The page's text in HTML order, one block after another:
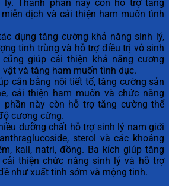
lý. Thành phần này còn hỗ trợ tăng
dịch và cải thiện ham muốn tình
dụng tăng cường khả năng sinh lý,
tinh trùng và hỗ trợ điều trị vô sinh
giúp cải thiện khả năng cương
và tăng ham muốn tình dục.
cân bằng nội tiết tố, tăng cường sản
cải thiện ham muốn và chức năng
phần này còn hỗ trợ tăng cường thể
cương cứng.
dưỡng chất hỗ trợ sinh lý nam giới
sterol và các khoáng
kali, natri, đồng. Ba kích giúp tăng
thiện chức năng sinh lý và hỗ trợ
như xuất tinh sớm và mộng tinh.